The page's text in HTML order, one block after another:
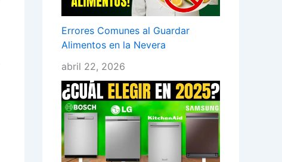
Errores Comunes al Guardar
Alimentos en la Nevera
abril 22, 2026